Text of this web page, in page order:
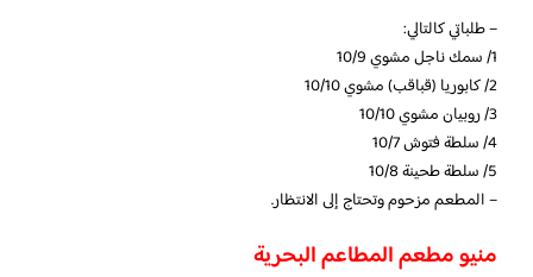
– طلباتي كالتالي:
1/ سمك ناجل مشوي 10/9
2/ كابوريا (قباقب) مشوي 10/10
3/ روبيان مشوي 10/10
4/ سلطة فتوش 10/7
5/ سلطة طحينة 10/8
– المطعم مزحوم وتحتاج إلى الانتظار.
منيو مطعم المطاعم البحرية